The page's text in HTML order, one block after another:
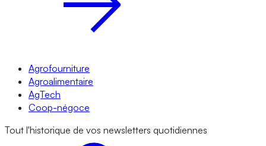
Agrofourniture
Agroalimentaire
AgTech
Coop-négoce
Tout l'historique de vos newsletters quotidiennes